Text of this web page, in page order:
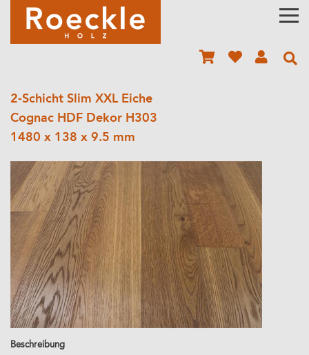
2-Schicht Slim XXL Eiche
Cognac HDF Dekor H303
1480 x 138 x 9.5 mm
Beschreibung